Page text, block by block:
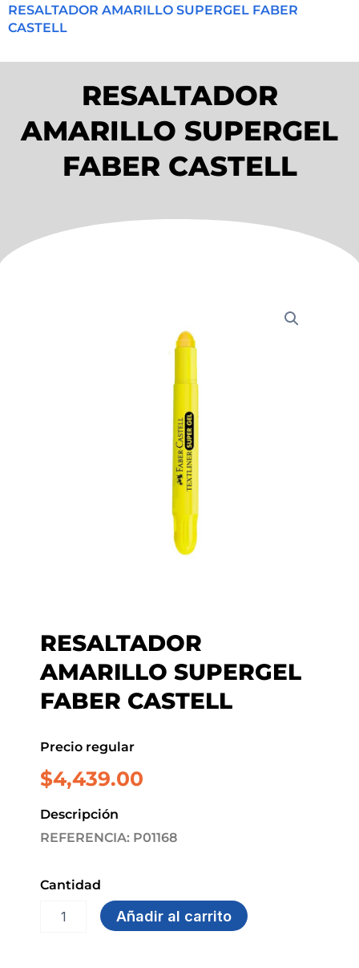
RESALTADOR AMARILLO SUPERGEL FABER
CASTELL
RESALTADOR
AMARILLO SUPERGEL
FABER CASTELL
RESALTADOR
AMARILLO SUPERGEL
FABER CASTELL
Precio regular
$4,439.00
Descripción
REFERENCIA: P01168
Cantidad
RESALTADOR
AMARILLO
Añadir al carrito